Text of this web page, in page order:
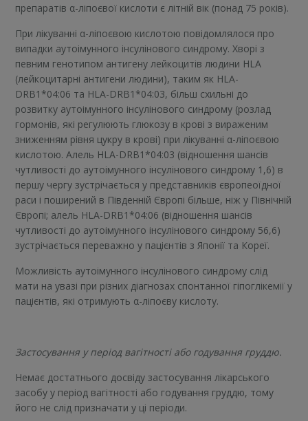
препаратів α-ліпоєвої кислоти є літній вік (понад 75 років).
При лікуванні α-ліпоєвою кислотою повідомлялося про
випадки аутоімунного інсулінового синдрому. Хворі з
певним генотипом антигену лейкоцитів людини HLA
(лейкоцитарні антигени людини), таким як HLA-
DRB1*04:06 та HLA-DRB1*04:03, більш схильні до
розвитку аутоімунного інсулінового синдрому (розлад
гормонів, які регулюють глюкозу в крові з вираженим
зниженням рівня цукру в крові) при лікуванні α-ліпоєвою
кислотою. Алель HLA-DRB1*04:03 (відношення шансів
чутливості до аутоімунного інсулінового синдрому 1,6) в
першу чергу зустрічається у представників європеоїдної
раси і поширений в Південній Європі більше, ніж у Північній
Європі; алель HLA-DRB1*04:06 (відношення шансів
чутливості до аутоімунного інсулінового синдрому 56,6)
зустрічається переважно у пацієнтів з Японії та Кореї.
Можливість аутоімунного інсулінового синдрому слід
мати на увазі при різних діагнозах спонтанної гіпоглікемії у
пацієнтів, які отримують α-ліпоєву кислоту.
Застосування у період вагітності або годування груддю.
Немає достатнього досвіду застосування лікарського
засобу у період вагітності або годування груддю, тому
його не слід призначати у ці періоди.